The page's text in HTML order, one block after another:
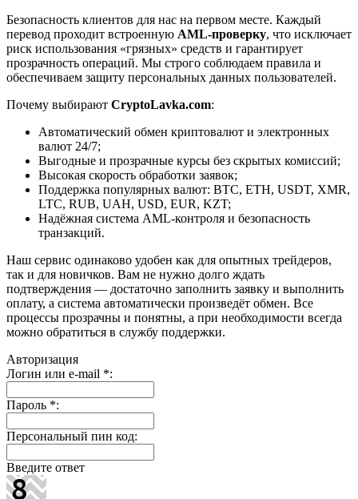
Безопасность клиентов для нас на первом месте. Каждый
перевод проходит встроенную AML-проверку, что исключает
риск использования «грязных» средств и гарантирует
прозрачность операций. Мы строго соблюдаем правила и
обеспечиваем защиту персональных данных пользователей.
Почему выбирают CryptoLavka.com:
Автоматический обмен криптовалют и электронных
валют 24/7;
Выгодные и прозрачные курсы без скрытых комиссий;
Высокая скорость обработки заявок;
Поддержка популярных валют: BTC, ETH, USDT, XMR,
LTC, RUB, UAH, USD, EUR, KZT;
Надёжная система AML-контроля и безопасность
транзакций.
Наш сервис одинаково удобен как для опытных трейдеров,
так и для новичков. Вам не нужно долго ждать
подтверждения — достаточно заполнить заявку и выполнить
оплату, а система автоматически произведёт обмен. Все
процессы прозрачны и понятны, а при необходимости всегда
можно обратиться в службу поддержки.
Авторизация
Логин или e-mail *:
Пароль *:
Персональный пин код:
Введите ответ